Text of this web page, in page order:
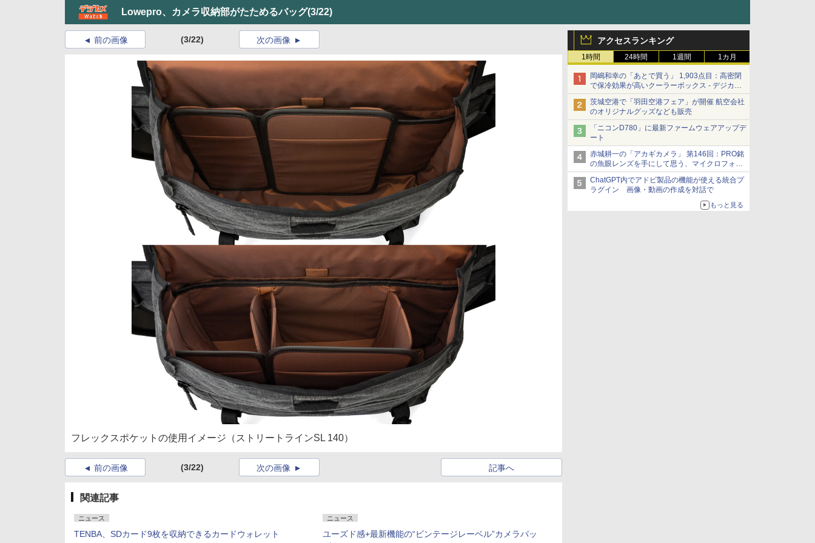
Lowepro、カメラ収納部がたためるバッグ(3/22)
アクセスランキング
1時間 24時間 1週間 1カ月
岡嶋和幸の「あとで買う」 1,903点目：高密閉
で保冷効果が高いクーラーボックス - デジカメ
Watch
茨城空港で「羽田空港フェア」が開催 航空会社
のオリジナルグッズなども販売
「ニコンD780」に最新ファームウェアアップデ
ート
赤城耕一の「アカギカメラ」 第146回：PRO銘
の魚眼レンズを手にして思う、マイクロフォー
サーズへの期待と可能性
ChatGPT内でアドビ製品の機能が使える統合プ
ラグイン 画像・動画の作成を対話で
もっと見る
前の画像 (3/22) 次の画像
フレックスポケットの使用イメージ（ストリートラインSL 140）
前の画像 (3/22) 記事へ
次の画像
関連記事
ニュース
TENBA、SDカード9枚を収納できるカードウォレット
ニュース
ユーズド感+最新機能の“ビンテージレーベル”カメラバッ